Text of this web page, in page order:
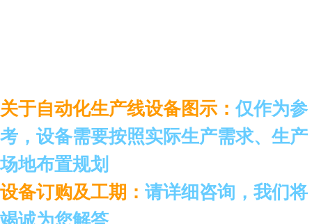
关于自动化生产线设备图示：仅作为参
考，设备需要按照实际生产需求、生产
场地布置规划
设备订购及工期： 请详细咨询，我们将
竭诚为您解答